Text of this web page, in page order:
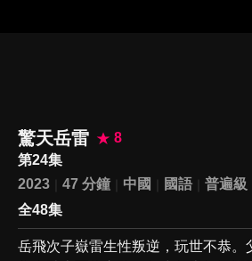
驚天岳雷
8
第24集
2023
47 分鐘 中國 國語
普遍級
全48集
岳飛次子嶽雷生性叛逆，玩世不恭。